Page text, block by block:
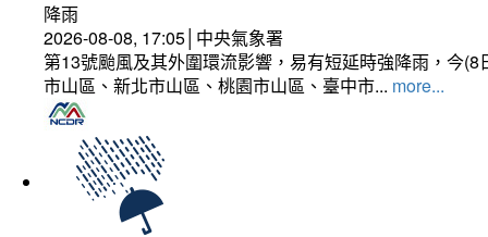
降雨
2026-08-08, 17:05│中央氣象署
第13號颱風及其外圍環流影響，易有短延時強降雨，今
市山區、新北市山區、桃園市山區、臺中市... more...